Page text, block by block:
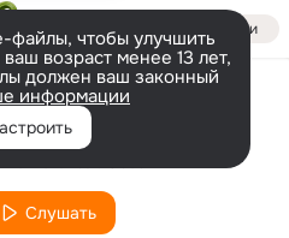
Войти
чтобы улучшить
возраст менее 13 лет,
должен ваш законный
информации
Слушать